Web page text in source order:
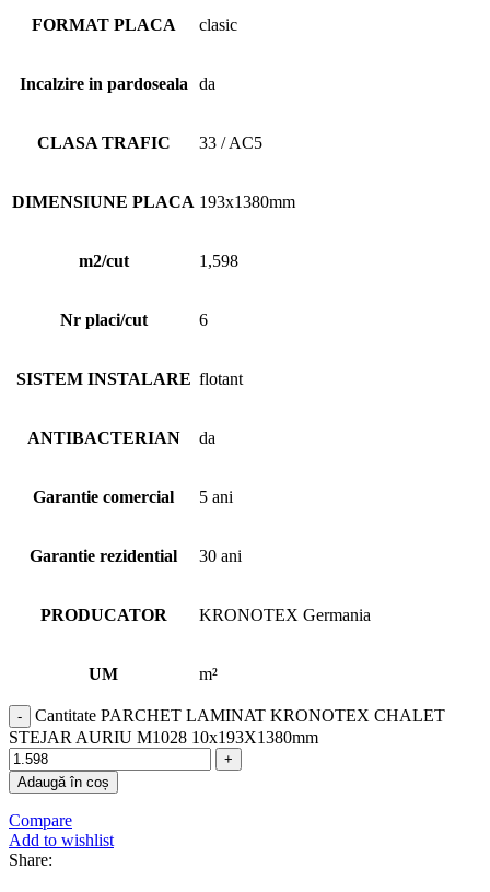
FORMAT PLACA clasic
Incalzire in pardoseala da
CLASA TRAFIC 33 / AC5
DIMENSIUNE PLACA 193x1380mm
m2/cut 1,598
Nr placi/cut 6
SISTEM INSTALARE flotant
ANTIBACTERIAN da
Garantie comercial 5 ani
Garantie rezidential 30 ani
PRODUCATOR KRONOTEX Germania
UM m²
Cantitate PARCHET LAMINAT KRONOTEX CHALET
STEJAR AURIU M1028 10x193X1380mm
Adaugă în coș
Compare
Add to wishlist
Share: